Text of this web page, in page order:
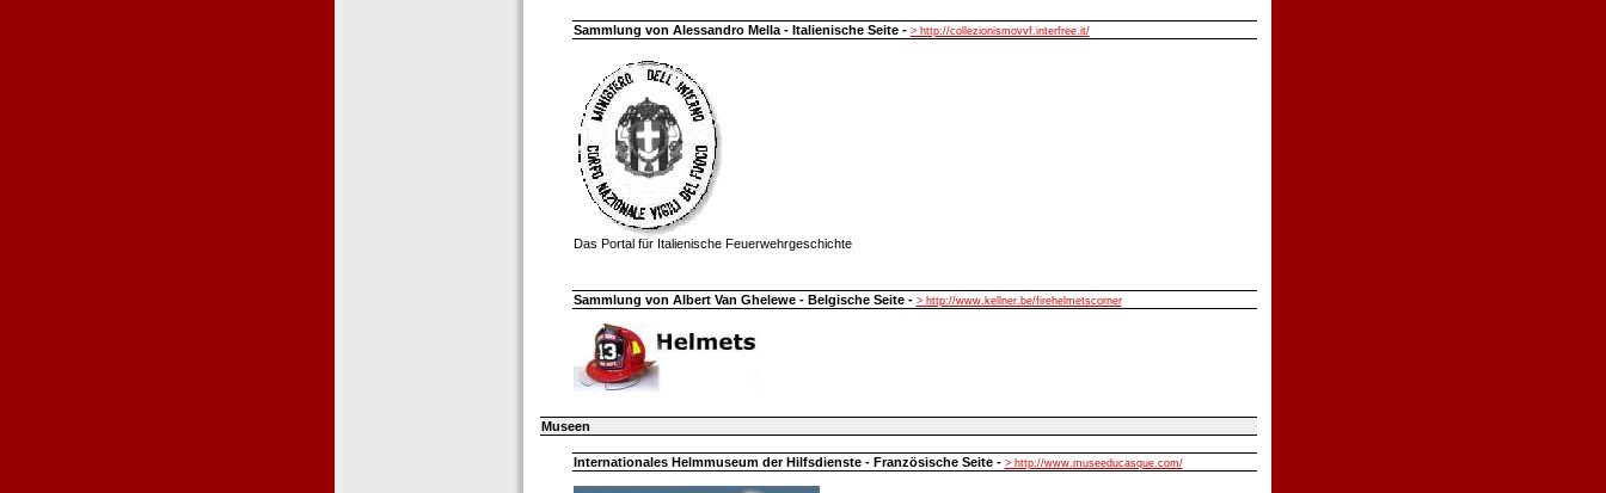
Sammlung von Alessandro Mella - Italienische Seite - > http://collezionismovvf.interfree.it/
Das Portal für Italienische Feuerwehrgeschichte
Sammlung von Albert Van Ghelewe - Belgische Seite - > http://www.kellner.be/firehelmetscorner
Museen
Internationales Helmmuseum der Hilfsdienste - Französische Seite - > http://www.museeducasque.com/